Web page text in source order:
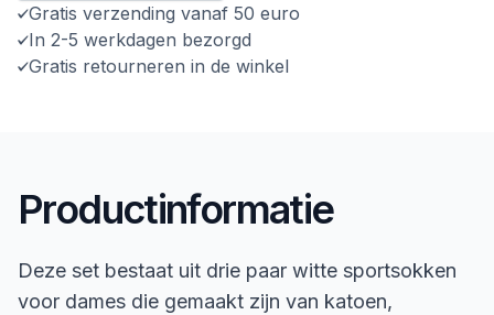
Gratis verzending vanaf 50 euro
In 2-5 werkdagen bezorgd
Gratis retourneren in de winkel
Productinformatie
Deze set bestaat uit drie paar witte sportsokken
voor dames die gemaakt zijn van katoen,